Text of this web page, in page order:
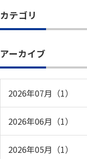
カテゴリ
アーカイブ
2026年07月（1）
2026年06月（1）
2026年05月（1）